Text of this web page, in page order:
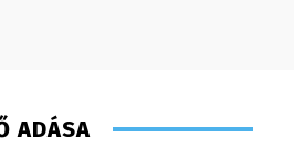
ADÁSA